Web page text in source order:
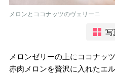
メロンとココナッツのヴェリーニ
写
メロンゼリーの上にココナッ
赤肉メロンを贅沢に入れたエ